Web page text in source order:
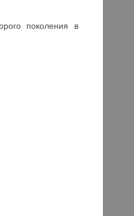
поколения в